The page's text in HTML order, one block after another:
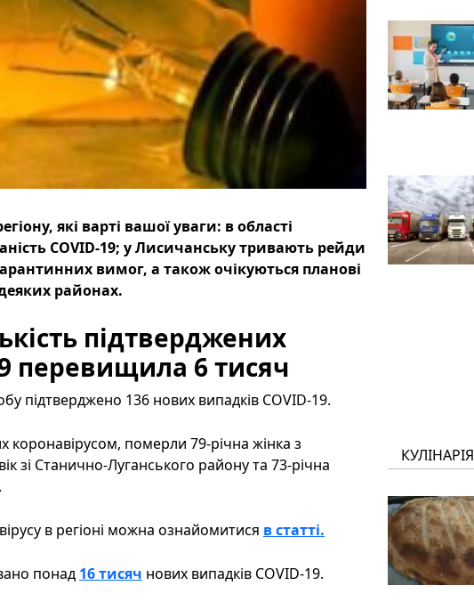
які варті вашої уваги: в області
COVID-19; у Лисичанську тривають рейди
вимог, а також очікуються планові
районах.
підтверджених
перевищила 6 тисяч
підтверджено 136 нових випадків COVID-19.
коронавірусом, померли 79-річна жінка з
зі Станично-Луганського району та 73-річна
в регіоні можна ознайомитися в статті.
понад 16 тисяч нових випадків COVID-19.
КУЛІНАРІЯ